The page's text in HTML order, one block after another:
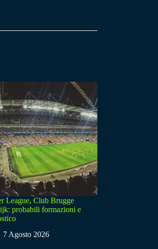
League, Club Brugge
probabili formazioni e
7 Agosto 2026